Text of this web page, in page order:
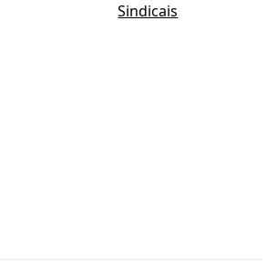
Sindicais